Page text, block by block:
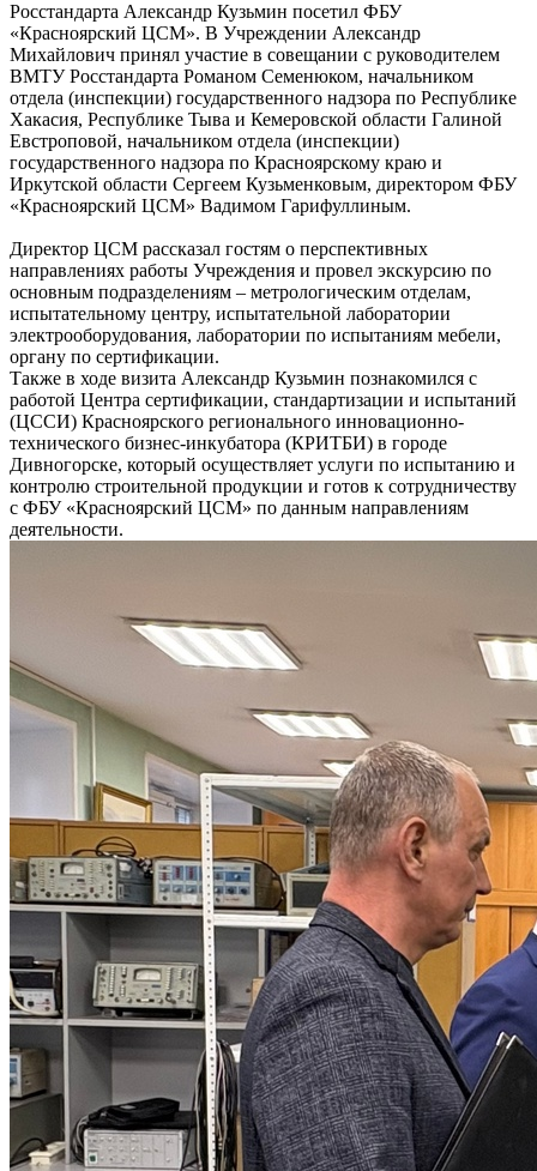
Росстандарта Александр Кузьмин посетил ФБУ
«Красноярский ЦСМ». В Учреждении Александр
Михайлович принял участие в совещании с руководителем
ВМТУ Росстандарта Романом Семенюком, начальником
отдела (инспекции) государственного надзора по Республике
Хакасия, Республике Тыва и Кемеровской области Галиной
Евстроповой, начальником отдела (инспекции)
государственного надзора по Красноярскому краю и
Иркутской области Сергеем Кузьменковым, директором ФБУ
«Красноярский ЦСМ» Вадимом Гарифуллиным.
Директор ЦСМ рассказал гостям о перспективных
направлениях работы Учреждения и провел экскурсию по
основным подразделениям – метрологическим отделам,
испытательному центру, испытательной лаборатории
электрооборудования, лаборатории по испытаниям мебели,
органу по сертификации.
Также в ходе визита Александр Кузьмин познакомился с
работой Центра сертификации, стандартизации и испытаний
(ЦССИ) Красноярского регионального инновационно-
технического бизнес-инкубатора (КРИТБИ) в городе
Дивногорске, который осуществляет услуги по испытанию и
контролю строительной продукции и готов к сотрудничеству
с ФБУ «Красноярский ЦСМ» по данным направлениям
деятельности.